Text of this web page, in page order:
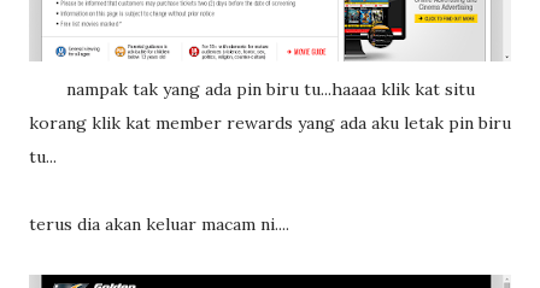
nampak tak yang ada pin biru tu...haaaa klik kat situ
korang klik kat member rewards yang ada aku letak pin biru
tu...
terus dia akan keluar macam ni....